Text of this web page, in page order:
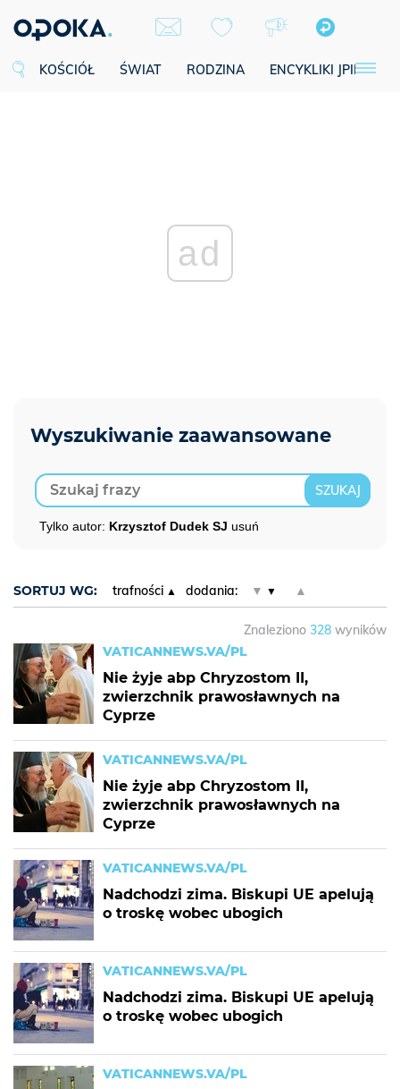
KOŚCIÓŁ ŚWIAT RODZINA ENCYKLIKI JPII
ad
Tylko autor: Krzysztof Dudek SJ usuń
SORTUJ WG: trafności dodania: ▼ ▲
Znaleziono 328 wyników
VATICANNEWS.VA/PL
Nie żyje abp Chryzostom II,
zwierzchnik prawosławnych na
Cyprze
VATICANNEWS.VA/PL
Nie żyje abp Chryzostom II,
zwierzchnik prawosławnych na
Cyprze
VATICANNEWS.VA/PL
Nadchodzi zima. Biskupi UE apelują
o troskę wobec ubogich
VATICANNEWS.VA/PL
Nadchodzi zima. Biskupi UE apelują
o troskę wobec ubogich
VATICANNEWS.VA/PL